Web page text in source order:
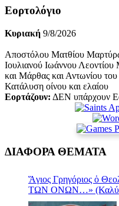
Εορτολόγιο
Κυριακή 9/8/2026
Αποστόλου Ματθίου
Ιουλιανού Ιωάννου
και Μάρθας και Αντωνίου
Κατάλυση οίνου και ελαίου
Εορτάζουν: ΔΕΝ υπάρχουν
ΔΙΑΦΟΡΑ ΘΕΜΑΤΑ
Ἅγιος Γρηγόριος ὁ
ΤΩΝ ΟΝΩΝ…»
από την δοκιμαζόμενη